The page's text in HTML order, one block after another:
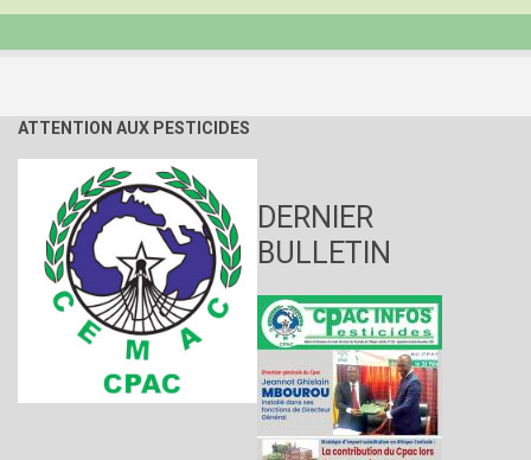
ATTENTION AUX PESTICIDES
DERNIER
BULLETIN